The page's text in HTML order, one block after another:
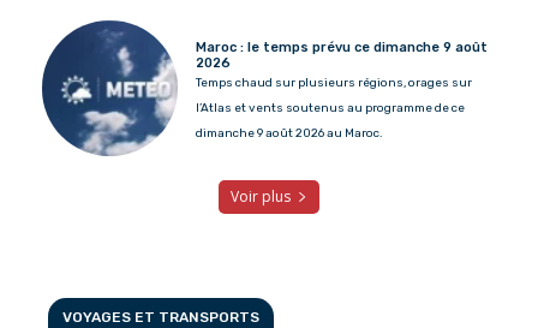
Maroc : le temps prévu ce dimanche 9 août
2026
Temps chaud sur plusieurs régions, orages sur
l’Atlas et vents soutenus au programme de ce
dimanche 9 août 2026 au Maroc.
Voir plus
VOYAGES ET TRANSPORTS